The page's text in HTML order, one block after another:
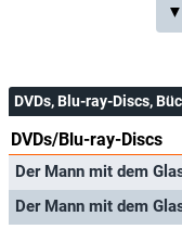
DVDs, Blu-ray-Discs,
DVDs/Blu-ray-Discs
Der Mann mit dem
Der Mann mit dem